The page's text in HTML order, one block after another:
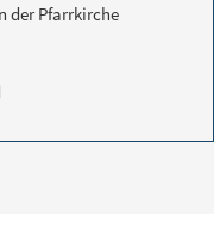
der Pfarrkirche